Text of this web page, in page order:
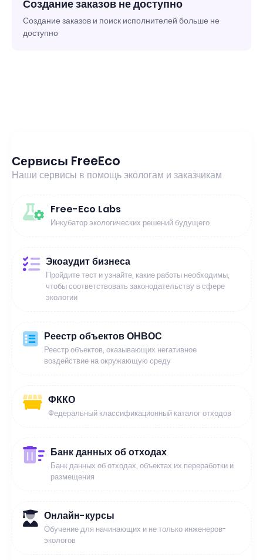
Создание заказов не доступно
Создание заказов и поиск исполнителей больше не
доступно
Сервисы FreeEco
Наши сервисы в помощь экологам и заказчикам
Free-Eco Labs
Инкубатор экологических решений будущего
Экоаудит бизнеса
Пройдите тест и узнайте, какие работы необходимы,
чтобы соответствовать законодательству в сфере
экологии
Реестр объектов ОНВОС
Реестр объектов, оказывающих негативное
воздействие на окружающую среду
ФККО
Федеральный классификационный каталог отходов
Банк данных об отходах
Банк данных об отходах, объектах их переработки и
размещения
Онлайн-курсы
Обучение для начинающих и не только инженеров-
экологов